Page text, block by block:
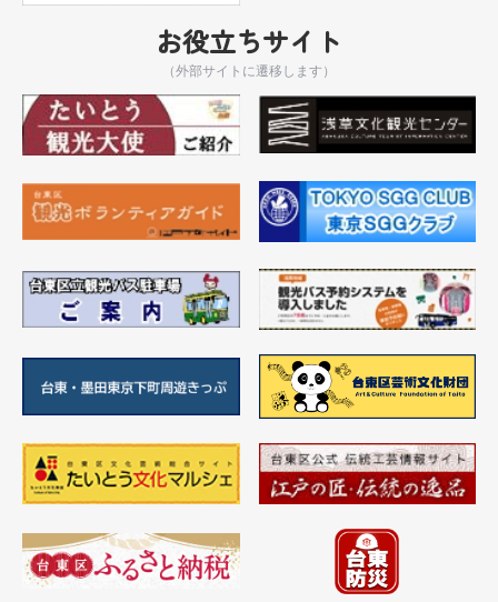
お役立ちサイト
（外部サイトに遷移します）